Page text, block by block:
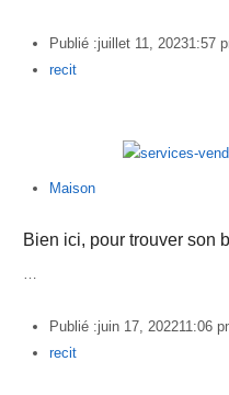
Publié :juillet 11, 20231:57
Author
recit
Maison
Bien ici, pour trouver son
Publié :juin 17, 202211:06
Author
recit